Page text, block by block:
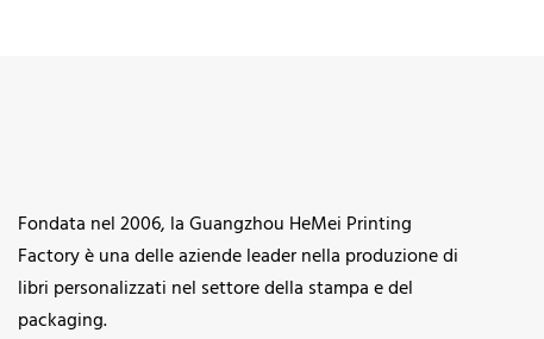
Fondata nel 2006, la Guangzhou HeMei Printing
Factory è una delle aziende leader nella produzione di
libri personalizzati nel settore della stampa e del
packaging.